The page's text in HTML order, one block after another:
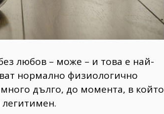
любов – може – и това е най-
нормално физиологично
дълго, до момента, в който